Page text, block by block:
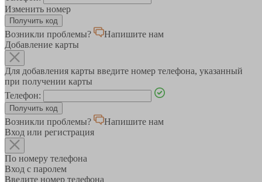
Изменить номер
Возникли проблемы?
Напишите нам
Добавление карты
Для добавления карты введите номер телефона, указанный
при получении карты
Телефон:
Возникли проблемы?
Напишите нам
Вход или регистрация
По номеру телефона
Вход с паролем
Введите номер телефона